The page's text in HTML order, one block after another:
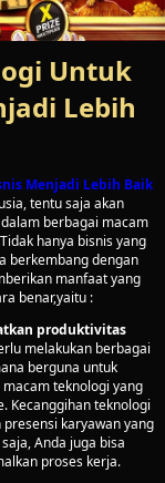
Untuk
Lebih
Menjadi Lebih Baik
tentu saja akan
berbagai macam
hanya bisnis yang
berkembang dengan
manfaat yang
benar,yaitu :
produktivitas
melakukan berbagai
berguna untuk
teknologi yang
Kecanggihan teknologi
karyawan yang
Anda juga bisa
proses kerja.